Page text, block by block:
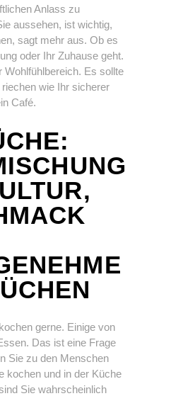
Anlass zu
aussehen, ist wichtig,
sagt mehr aus. Ob es
oder Ihr Zuhause geht.
Wohlfühlbereich. Es sollte
wie Ihr sicherer
Café.
gerne. Einige von
Das ist eine Frage
Sie zu den Menschen
kochen und in der Küche
Sie wahrscheinlich